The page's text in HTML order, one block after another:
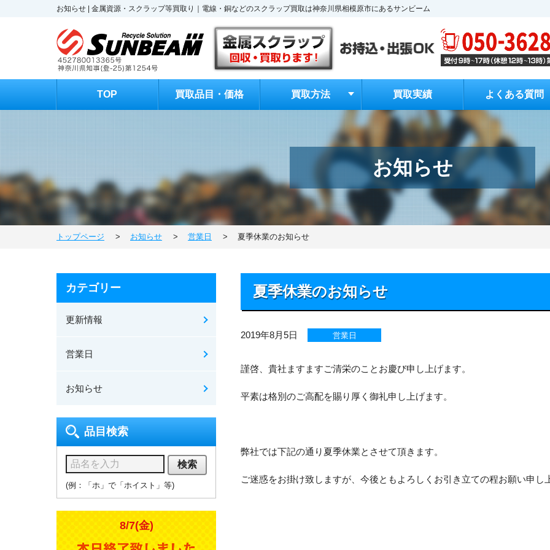
お知らせ | 金属資源・スクラップ等買取り｜電線・銅などのスクラップ買取は神奈川県相模原市にあるサンビーム
TOP 買取品目・価格 買取方法 買取実績 よくある質問
お知らせ
トップページ > お知らせ > 営業日 > 夏季休業のお知らせ
夏季休業のお知らせ
2019年8月5日 営業日
謹啓、貴社ますますご清栄のことお慶び申し上げます。
平素は格別のご高配を賜り厚く御礼申し上げます。
弊社では下記の通り夏季休業とさせて頂きます。
ご迷惑をお掛け致しますが、今後ともよろしくお引き立ての程お願い申し
敬
カテゴリー
更新情報
営業日
お知らせ
品目検索
検索
(例：「ホ」で「ホイスト」等)
8/7(金)